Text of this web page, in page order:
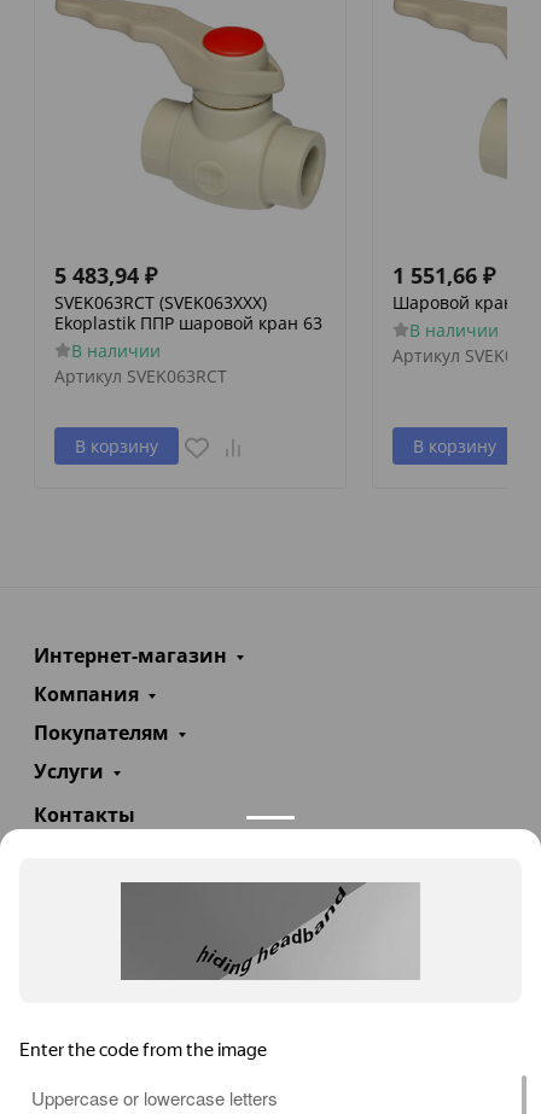
5 483,94 ₽
SVEK063RCT (SVEK063XXX)
Ekoplastik ППР шаровой кран 63
В наличии
Артикул SVEK063RCT
В корзину
1 551,66 ₽
Шаровой кран
В наличии
Артикул
В корзину
Интернет-магазин
Компания
Покупателям
Услуги
Контакты
TeploExpert.com © 2008 - 2026 Оборудование для
систем отопления, водоснабжения, канализации